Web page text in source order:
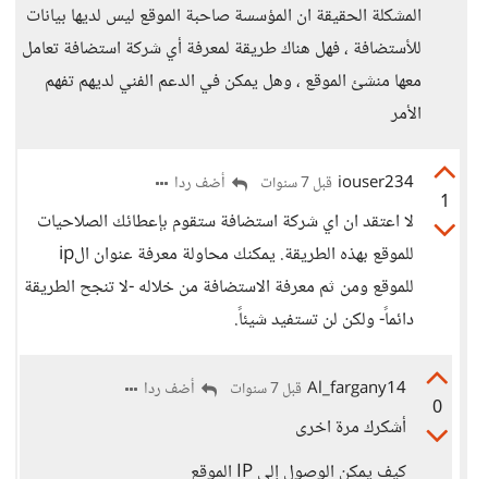
المشكلة الحقيقة ان المؤسسة صاحبة الموقع ليس لديها بيانات
للأستضافة ، فهل هناك طريقة لمعرفة أي شركة استضافة تعامل
معها منشئ الموقع ، وهل يمكن في الدعم الفني لديهم تفهم
الأمر
1
iouser234 قبل 7 سنوات أضف ردا
لا اعتقد ان اي شركة استضافة ستقوم بإعطائك الصلاحيات
للموقع بهذه الطريقة. يمكنك محاولة معرفة عنوان الip
للموقع ومن ثم معرفة الاستضافة من خلاله -لا تنجح الطريقة
دائماً- ولكن لن تستفيد شيئاً.
0
Al_fargany14 قبل 7 سنوات أضف ردا
أشكرك مرة اخرى